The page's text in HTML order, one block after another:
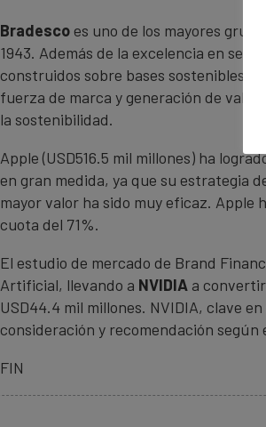
Bradesco es uno de los mayores
1943. Además de la excelencia en
construidos sobre bases sostenibles.
fuerza de marca y generación de
la sostenibilidad.
Apple (USD516.5 mil millones) ha
en gran medida, ya que su estrategia
mayor valor ha sido muy eficaz. Apple
cuota del 71%.
El estudio de mercado de Brand
Artificial, llevando a NVIDIA a
USD44.4 mil millones. NVIDIA, clave
consideración y recomendación según
FIN